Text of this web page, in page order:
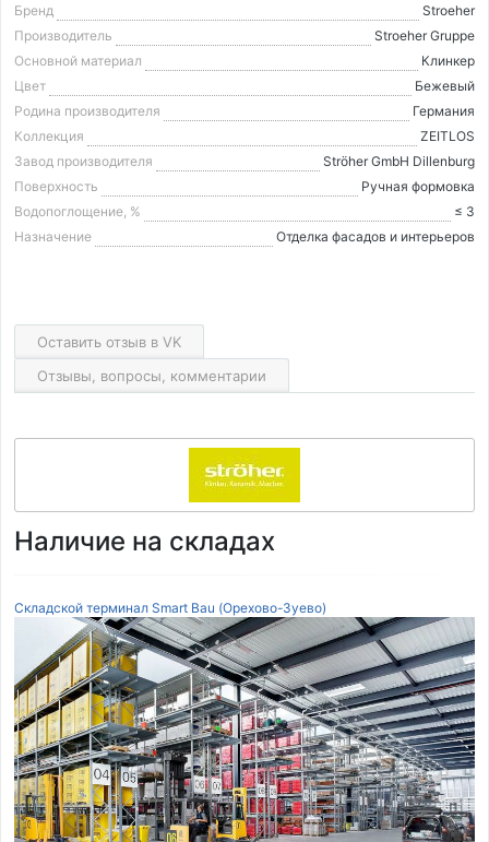
Бренд
Stroeher
Производитель
Stroeher Gruppe
Основной материал
Клинкер
Цвет
Бежевый
Родина производителя
Германия
Коллекция
ZEITLOS
Завод производителя
Ströher GmbH Dillenburg
Поверхность
Ручная формовка
Водопоглощение, %
≤ 3
Назначение
Отделка фасадов и интерьеров
Оставить отзыв в VK
Отзывы, вопросы, комментарии
Наличие на складах
Складской терминал Smart Bau (Орехово-Зуево)